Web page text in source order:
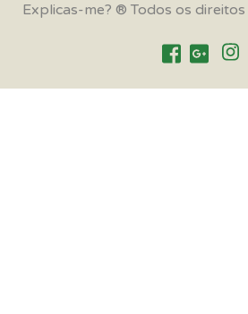
Explicas-me? ® Todos os